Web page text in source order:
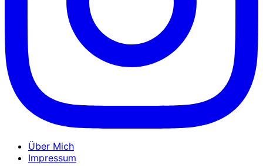
Über Mich
Impressum